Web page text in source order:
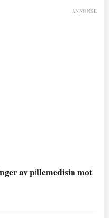
ANNONSE
av pillemedisin mot